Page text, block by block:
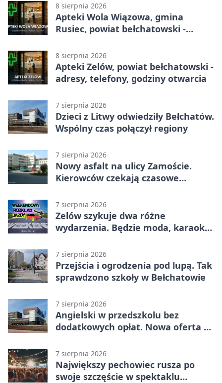
8 sierpnia 2026
Apteki Wola Wiązowa, gmina
Rusiec, powiat bełchatowski -
8 sierpnia 2026
Apteki Zelów, powiat bełchatowski -
adresy, telefony, godziny otwarcia
7 sierpnia 2026
Dzieci z Litwy odwiedziły Bełchatów.
Wspólny czas połączył regiony
7 sierpnia 2026
Nowy asfalt na ulicy Zamoście.
Kierowców czekają czasowe
7 sierpnia 2026
Zelów szykuje dwa różne
wydarzenia. Będzie moda, karaoke
7 sierpnia 2026
Przejścia i ogrodzenia pod lupą. Tak
sprawdzono szkoły w Bełchatowie
7 sierpnia 2026
Angielski w przedszkolu bez
dodatkowych opłat. Nowa oferta w
7 sierpnia 2026
Największy pechowiec rusza po
swoje szczęście w spektaklu